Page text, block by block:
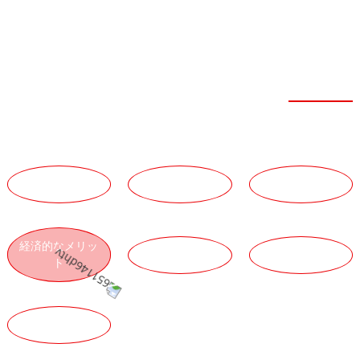
経済的なメリッ
ト